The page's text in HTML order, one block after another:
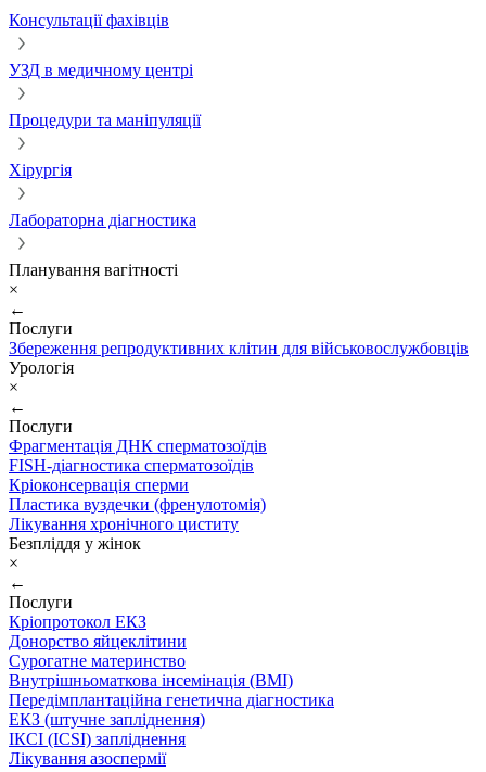
Консультації фахівців
УЗД в медичному центрі
Процедури та маніпуляції
Хірургія
Лабораторна діагностика
Планування вагітності
×
←
Послуги
Збереження репродуктивних клітин для військовослужбовців
Урологія
×
←
Послуги
Фрагментація ДНК сперматозоїдів
FISH-діагностика сперматозоїдів
Кріоконсервація сперми
Пластика вуздечки (френулотомія)
Лікування хронічного циститу
Безпліддя у жінок
×
←
Послуги
Кріопротокол ЕКЗ
Донорство яйцеклітини
Сурогатне материнство
Внутрішньоматкова інсемінація (ВМІ)
Передімплантаційна генетична діагностика
ЕКЗ (штучне запліднення)
ІКСІ (ICSI) запліднення
Лікування азоспермії